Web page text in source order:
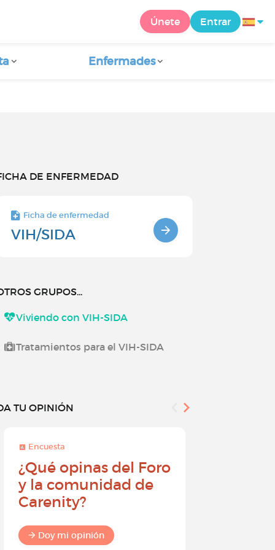
Únete Entrar
Enfermades
DE ENFERMEDAD
Ficha de enfermedad
VIH/SIDA
GRUPOS...
Viviendo con VIH-SIDA
Tratamientos para el VIH-SIDA
TU OPINIÓN
Encuesta
¿Qué opinas del Foro
y la comunidad de
Carenity?
Doy mi opinión